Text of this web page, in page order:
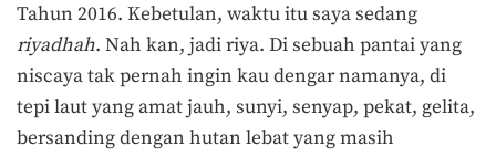
Tahun 2016. Kebetulan, waktu itu saya sedang
riyadhah. Nah kan, jadi riya. Di sebuah pantai yang
niscaya tak pernah ingin kau dengar namanya, di
tepi laut yang amat jauh, sunyi, senyap, pekat, gelita,
bersanding dengan hutan lebat yang masih